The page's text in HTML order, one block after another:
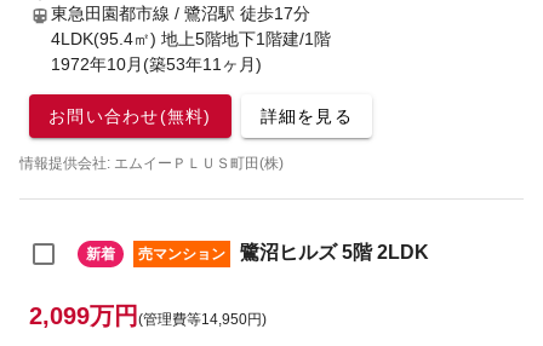
東急田園都市線 / 鷺沼駅 徒歩17分
4LDK(95.4㎡) 地上5階地下1階建/1階
1972年10月(築53年11ヶ月)
お問い合わせ(無料) 詳細を見る
情報提供会社: エムイーＰＬＵＳ町田(株)
新着 売マンション 鷺沼ヒルズ 5階 2LDK
2,099万円 (管理費等14,950円)